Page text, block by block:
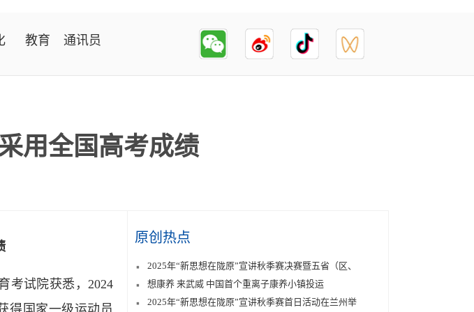
教育 通讯员
用全国高考成绩
考试院获悉，2024
原创热点
2025年“新思想在陇原”宣讲秋季赛决赛暨五省（区、
想康养 来武威 中国首个重离子康养小镇投运
2025年“新思想在陇原”宣讲秋季赛首日活动在兰州举